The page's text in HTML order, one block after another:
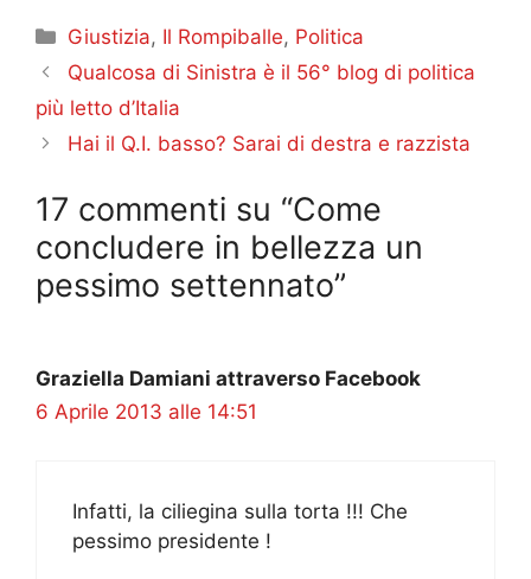
Categorie
Giustizia, Il Rompiballe, Politica
Qualcosa di Sinistra è il 56° blog di politica
più letto d’Italia
Hai il Q.I. basso? Sarai di destra e razzista
17 commenti su “Come
concludere in bellezza un
pessimo settennato”
Graziella Damiani attraverso Facebook
6 Aprile 2013 alle 14:51
Infatti, la ciliegina sulla torta !!! Che
pessimo presidente !